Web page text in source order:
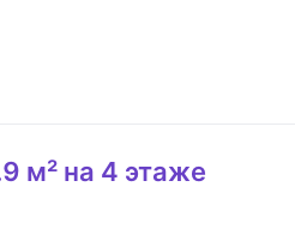
м² на 4 этаже